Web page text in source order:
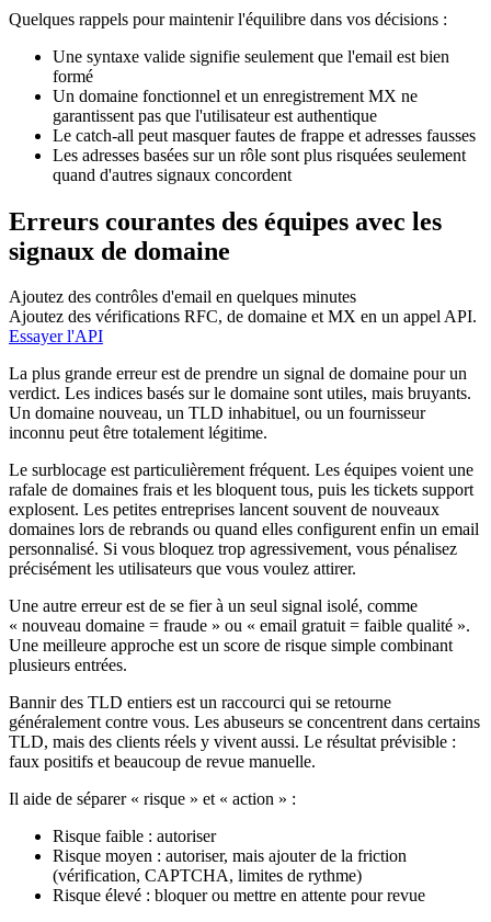
Quelques rappels pour maintenir l'équilibre dans vos décisions :
Une syntaxe valide signifie seulement que l'email est bien
formé
Un domaine fonctionnel et un enregistrement MX ne
garantissent pas que l'utilisateur est authentique
Le catch-all peut masquer fautes de frappe et adresses fausses
Les adresses basées sur un rôle sont plus risquées seulement
quand d'autres signaux concordent
Erreurs courantes des équipes avec les
signaux de domaine
Ajoutez des contrôles d'email en quelques minutes
Ajoutez des vérifications RFC, de domaine et MX en un appel API.
Essayer l'API
La plus grande erreur est de prendre un signal de domaine pour un
verdict. Les indices basés sur le domaine sont utiles, mais bruyants.
Un domaine nouveau, un TLD inhabituel, ou un fournisseur
inconnu peut être totalement légitime.
Le surblocage est particulièrement fréquent. Les équipes voient une
rafale de domaines frais et les bloquent tous, puis les tickets support
explosent. Les petites entreprises lancent souvent de nouveaux
domaines lors de rebrands ou quand elles configurent enfin un email
personnalisé. Si vous bloquez trop agressivement, vous pénalisez
précisément les utilisateurs que vous voulez attirer.
Une autre erreur est de se fier à un seul signal isolé, comme
« nouveau domaine = fraude » ou « email gratuit = faible qualité ».
Une meilleure approche est un score de risque simple combinant
plusieurs entrées.
Bannir des TLD entiers est un raccourci qui se retourne
généralement contre vous. Les abuseurs se concentrent dans certains
TLD, mais des clients réels y vivent aussi. Le résultat prévisible :
faux positifs et beaucoup de revue manuelle.
Il aide de séparer « risque » et « action » :
Risque faible : autoriser
Risque moyen : autoriser, mais ajouter de la friction
(vérification, CAPTCHA, limites de rythme)
Risque élevé : bloquer ou mettre en attente pour revue